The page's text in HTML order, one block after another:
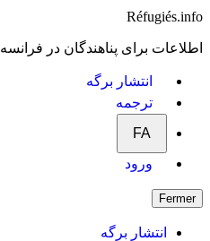
Réfugiés.info
اطلاعات برای پناهندگان در فرانسه
انتشار برگه
ترجمه
FA
ورود
Fermer
انتشار برگه